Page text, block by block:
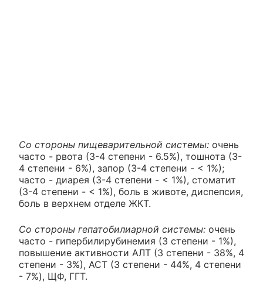
Со стороны пищеварительной системы: очень
часто - рвота (3-4 степени - 6.5%), тошнота (3-
4 степени - 6%), запор (3-4 степени - < 1%);
часто - диарея (3-4 степени - < 1%), стоматит
(3-4 степени - < 1%), боль в животе, диспепсия,
боль в верхнем отделе ЖКТ.
Со стороны гепатобилиарной системы: очень
часто - гипербилирубинемия (3 степени - 1%),
повышение активности АЛТ (3 степени - 38%, 4
степени - 3%), ACT (3 степени - 44%, 4 степени
- 7%), ЩФ, ГГТ.